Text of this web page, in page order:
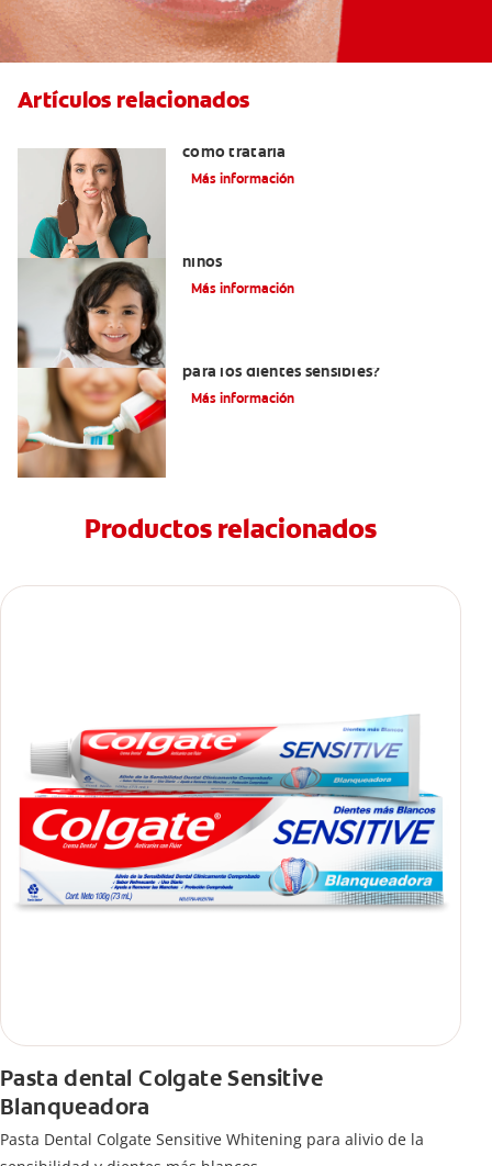
Artículos relacionados
cómo tratarla
Más información
niños
Más información
para los dientes sensibles?
Más información
Productos relacionados
Pasta dental Colgate Sensitive
Blanqueadora
Pasta Dental Colgate Sensitive Whitening para alivio de la